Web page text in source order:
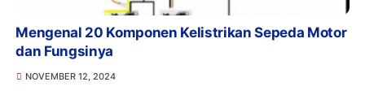
Mengenal 20 Komponen Kelistrikan Sepeda Motor
dan Fungsinya
NOVEMBER 12, 2024